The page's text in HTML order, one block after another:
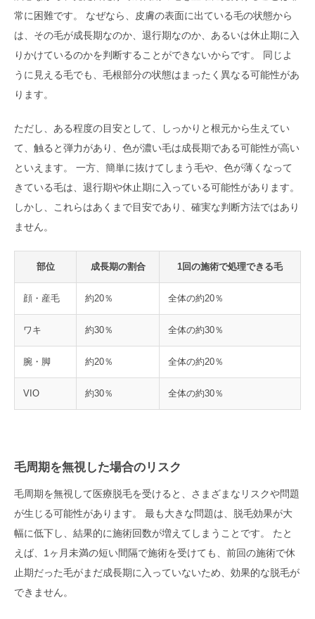
常に困難です。 なぜなら、皮膚の表面に出ている毛の状態から
は、その毛が成長期なのか、退行期なのか、あるいは休止期に入
りかけているのかを判断することができないからです。 同じよ
うに見える毛でも、毛根部分の状態はまったく異なる可能性があ
ります。
ただし、ある程度の目安として、しっかりと根元から生えてい
て、触ると弾力があり、色が濃い毛は成長期である可能性が高い
といえます。 一方、簡単に抜けてしまう毛や、色が薄くなって
きている毛は、退行期や休止期に入っている可能性があります。
しかし、これらはあくまで目安であり、確実な判断方法ではあり
ません。
部位 成長期の割合 1回の施術で処理できる毛
顔・産毛 約20％ 全体の約20％
ワキ 約30％ 全体の約30％
腕・脚 約20％ 全体の約20％
VIO 約30％ 全体の約30％
毛周期を無視した場合のリスク
毛周期を無視して医療脱毛を受けると、さまざまなリスクや問題
が生じる可能性があります。 最も大きな問題は、脱毛効果が大
幅に低下し、結果的に施術回数が増えてしまうことです。 たと
えば、1ヶ月未満の短い間隔で施術を受けても、前回の施術で休
止期だった毛がまだ成長期に入っていないため、効果的な脱毛が
できません。